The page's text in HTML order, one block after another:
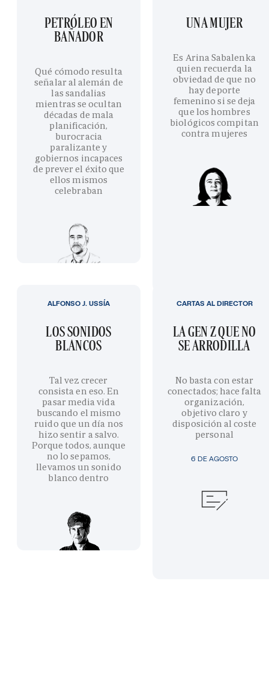
PETRÓLEO EN
BAÑADOR
Qué cómodo resulta
señalar al alemán de
las sandalias
mientras se ocultan
décadas de mala
planificación,
burocracia
paralizante y
gobiernos incapaces
de prever el éxito que
ellos mismos
celebraban
UNA MUJER
Es Arina Sabalenka
quien recuerda la
obviedad de que no
hay deporte
femenino si se deja
que los hombres
biológicos compitan
contra mujeres
LOS SONIDOS
BLANCOS
Tal vez crecer
consista en eso. En
pasar media vida
buscando el mismo
ruido que un día nos
hizo sentir a salvo.
Porque todos, aunque
no lo sepamos,
llevamos un sonido
blanco dentro
ALFONSO J. USSÍA
6 DE AGOSTO
LA GEN Z QUE NO
SE ARRODILLA
No basta con estar
conectados; hace falta
organización,
objetivo claro y
disposición al coste
personal
CARTAS AL DIRECTOR